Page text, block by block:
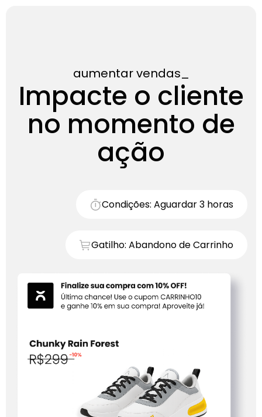
aumentar vendas
Impacte o cliente
no momento de
ação
Gatilho: Abandono de Carrinho
Condições: Aguardar 3 horas